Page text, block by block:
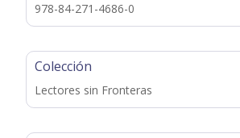
978-84-271-4686-0
Colección
Lectores sin Fronteras